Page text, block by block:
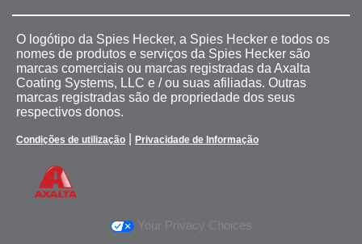
O logótipo da Spies Hecker, a Spies Hecker e todos os
nomes de produtos e serviços da Spies Hecker são
marcas comerciais ou marcas registradas da Axalta
Coating Systems, LLC e / ou suas afiliadas. Outras
marcas registradas são de propriedade dos seus
respectivos donos.
Condições de utilização Privacidade de Informação
Your Privacy Choices